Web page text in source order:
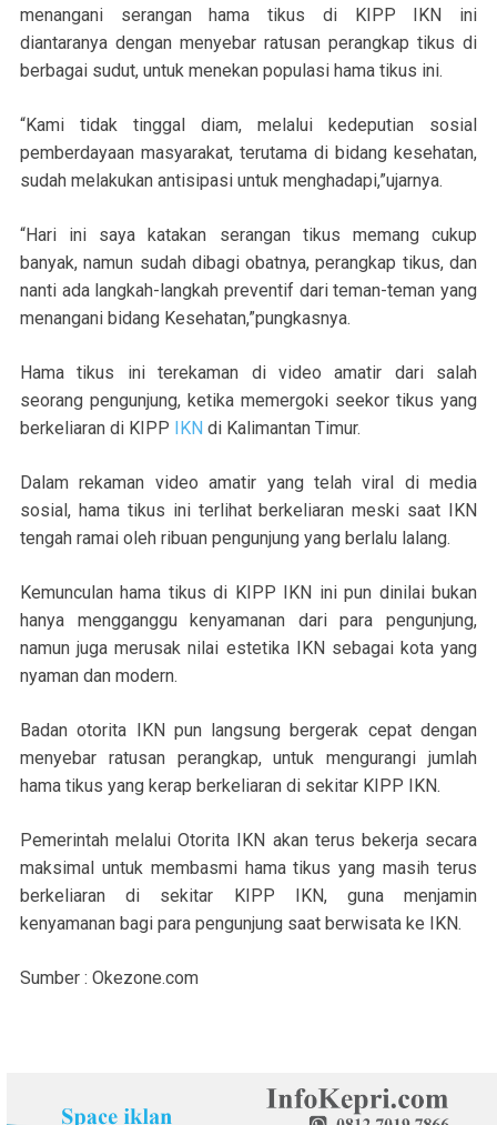
menangani serangan hama tikus di KIPP IKN ini
diantaranya dengan menyebar ratusan perangkap tikus di
berbagai sudut, untuk menekan populasi hama tikus ini.
“Kami tidak tinggal diam, melalui kedeputian sosial
pemberdayaan masyarakat, terutama di bidang kesehatan,
sudah melakukan antisipasi untuk menghadapi,”ujarnya.
“Hari ini saya katakan serangan tikus memang cukup
banyak, namun sudah dibagi obatnya, perangkap tikus, dan
nanti ada langkah-langkah preventif dari teman-teman yang
menangani bidang Kesehatan,”pungkasnya.
Hama tikus ini terekaman di video amatir dari salah
seorang pengunjung, ketika memergoki seekor tikus yang
berkeliaran di KIPP
IKN di Kalimantan Timur.
Dalam rekaman video amatir yang telah viral di media
sosial, hama tikus ini terlihat berkeliaran meski saat IKN
tengah ramai oleh ribuan pengunjung yang berlalu lalang.
Kemunculan hama tikus di KIPP IKN ini pun dinilai bukan
hanya mengganggu kenyamanan dari para pengunjung,
namun juga merusak nilai estetika IKN sebagai kota yang
nyaman dan modern.
Badan otorita IKN pun langsung bergerak cepat dengan
menyebar ratusan perangkap, untuk mengurangi jumlah
hama tikus yang kerap berkeliaran di sekitar KIPP IKN.
Pemerintah melalui Otorita IKN akan terus bekerja secara
maksimal untuk membasmi hama tikus yang masih terus
berkeliaran di sekitar KIPP IKN, guna menjamin
kenyamanan bagi para pengunjung saat berwisata ke IKN.
Sumber : Okezone.com